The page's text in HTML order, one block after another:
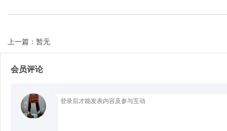
上一篇：暂无
会员评论